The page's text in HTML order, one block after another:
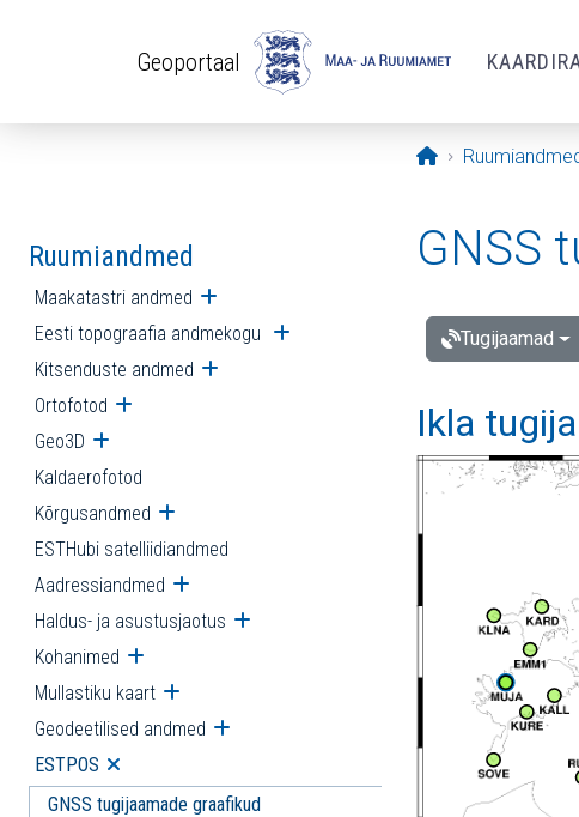
Geoportaal
Avaleht
Ruumiandmed
Maakatastri andmed Ava alammenüü
Eesti topograafia andmekogu Ava alammenüü
Kitsenduste andmed Ava alammenüü
Ortofotod Ava alammenüü
Geo3D Ava alammenüü
Kaldaerofotod
Kõrgusandmed Ava alammenüü
ESTHubi satelliidiandmed
Aadressiandmed Ava alammenüü
Haldus- ja asustusjaotus Ava alammenüü
Kohanimed Ava alammenüü
Mullastiku kaart Ava alammenüü
Geodeetilised andmed Ava alammenüü
ESTPOS Ava alammenüü
GNSS tugijaamade graafikud
GNSS
Tugijaamad
Ikla